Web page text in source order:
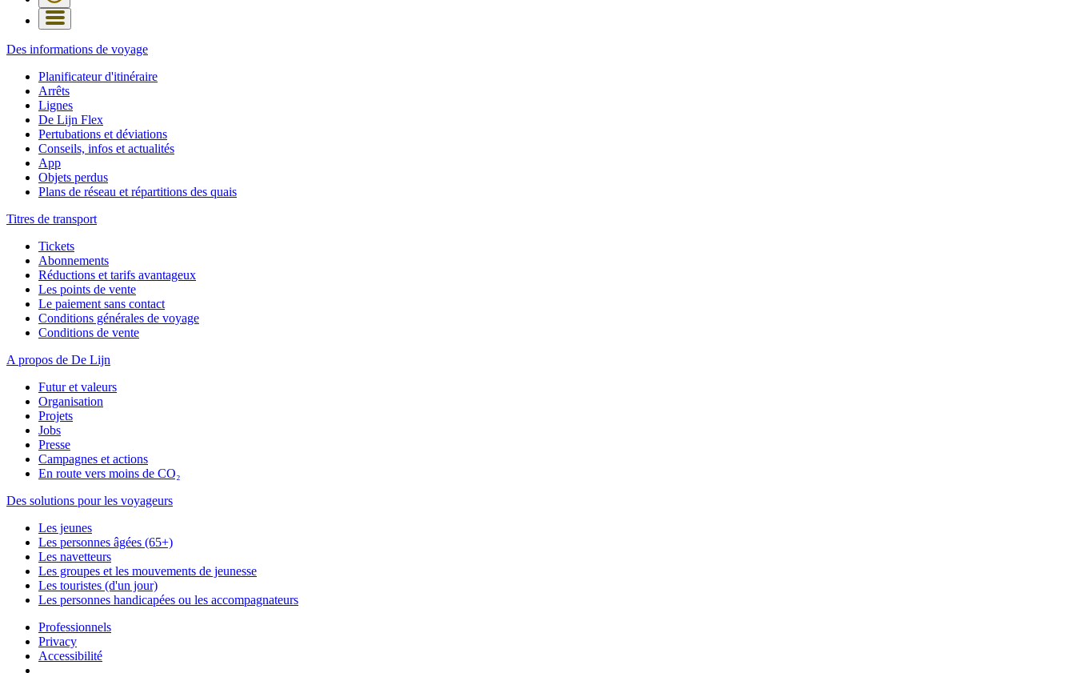
Des informations de voyage
Planificateur d'itinéraire
Arrêts
Lignes
De Lijn Flex
Pertubations et déviations
Conseils, infos et actualités
App
Objets perdus
Plans de réseau et répartitions des quais
Titres de transport
Tickets
Abonnements
Réductions et tarifs avantageux
Les points de vente
Le paiement sans contact
Conditions générales de voyage
Conditions de vente
A propos de De Lijn
Futur et valeurs
Organisation
Projets
Jobs
Presse
Campagnes et actions
En route vers moins de CO₂
Des solutions pour les voyageurs
Les jeunes
Les personnes âgées (65+)
Les navetteurs
Les groupes et les mouvements de jeunesse
Les touristes (d'un jour)
Les personnes handicapées ou les accompagnateurs
Professionnels
Privacy
Accessibilité